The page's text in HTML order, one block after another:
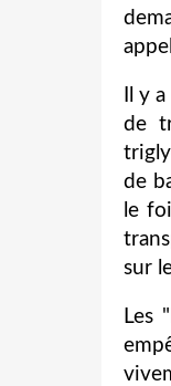
Il y
de
de
le
sur
Les